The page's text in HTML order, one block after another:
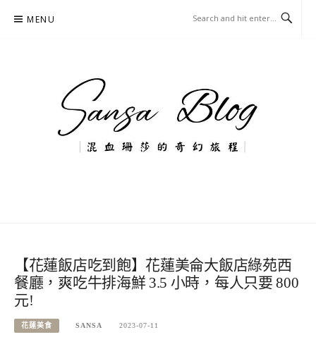
MENU
【花蓮飯店吃到飽】花蓮美侖大飯店綠苑西
餐廳，爽吃牛排海鮮 3.5 小時，每人只要 800
元!
花蓮美食 SANSA 2023-07-11